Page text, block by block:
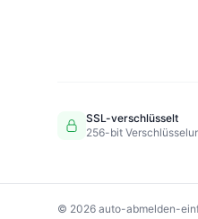
SSL-verschlüsselt
256-bit
© 2026 auto-abmelden-